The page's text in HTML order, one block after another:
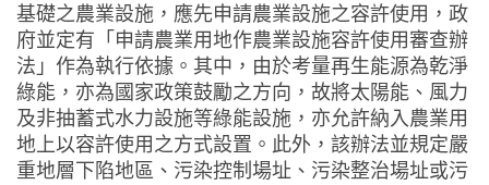
基礎之農業設施，應先申請農業設施之容許使用，政
府並定有「申請農業用地作農業設施容許使用審查辦
法」作為執行依據。其中，由於考量再生能源為乾淨
綠能，亦為國家政策鼓勵之方向，故將太陽能、風力
及非抽蓄式水力設施等綠能設施，亦允許納入農業用
地上以容許使用之方式設置。此外，該辦法並規定嚴
重地層下陷地區、污染控制場址、污染整治場址或污